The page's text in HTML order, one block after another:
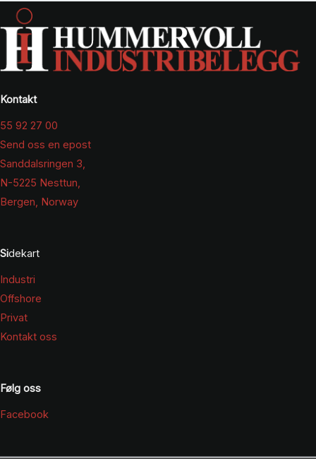
Kontakt
55 92 27 00
Send oss en epost
Sanddalsringen 3,
N-5225 Nesttun,
Bergen, Norway
Sidekart
Industri
Offshore
Privat
Kontakt oss
Følg oss
Facebook